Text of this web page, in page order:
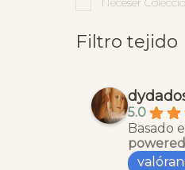
Filtro tejido
5.0
Basado